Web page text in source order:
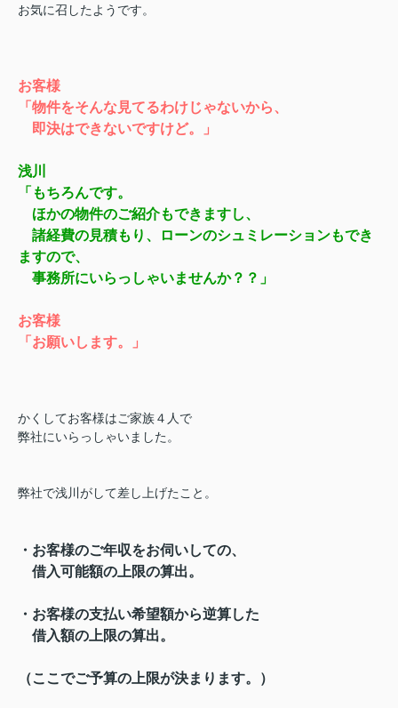
お気に召したようです。
お客様
「物件をそんな見てるわけじゃないから、
即決はできないですけど。」
浅川
「もちろんです。
ほかの物件のご紹介もできますし、
諸経費の見積もり、ローンのシュミレーションもでき
ますので、
事務所にいらっしゃいませんか？？」
お客様
「お願いします。」
かくしてお客様はご家族４人で
弊社にいらっしゃいました。
弊社で浅川がして差し上げたこと。
・お客様のご年収をお伺いしての、
借入可能額の上限の算出。
・お客様の支払い希望額から逆算した
借入額の上限の算出。
（ここでご予算の上限が決まります。）